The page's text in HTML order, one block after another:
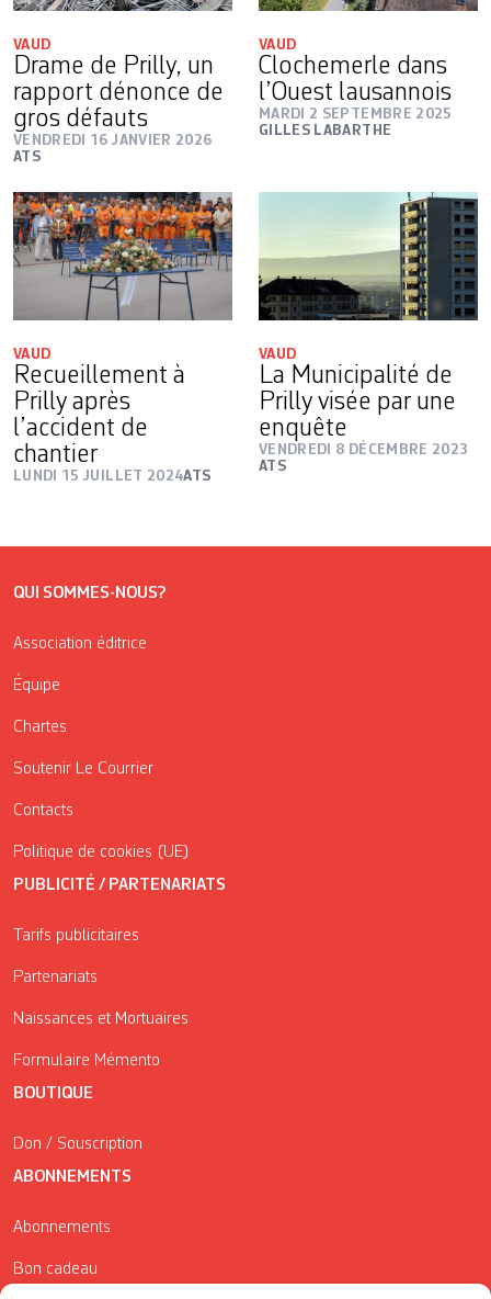
VAUD
Drame de Prilly, un
rapport dénonce de
gros défauts
VENDREDI 16 JANVIER 2026
ATS
VAUD
Clochemerle dans
l’Ouest lausannois
MARDI 2 SEPTEMBRE 2025
GILLES LABARTHE
VAUD
Recueillement à
Prilly après
l’accident de
chantier
LUNDI 15 JUILLET 2024ATS
VAUD
La Municipalité de
Prilly visée par une
enquête
VENDREDI 8 DÉCEMBRE 2023
ATS
QUI SOMMES-NOUS?
Association éditrice
Équipe
Chartes
Soutenir Le Courrier
Contacts
Politique de cookies (UE)
PUBLICITÉ / PARTENARIATS
Tarifs publicitaires
Partenariats
Naissances et Mortuaires
Formulaire Mémento
BOUTIQUE
Don / Souscription
ABONNEMENTS
Abonnements
Bon cadeau